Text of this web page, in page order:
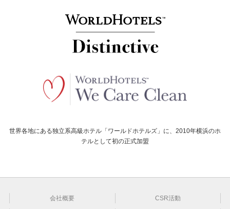
世界各地にある独立系高級ホテル「ワールドホテルズ」に、2010年横浜のホ
テルとして初の正式加盟
会社概要 CSR活動